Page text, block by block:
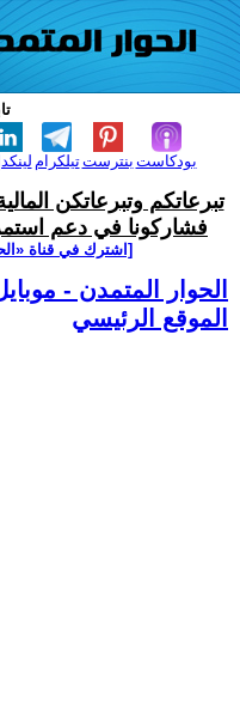
تيلكرامبنترست بودكاست
تبرعاتكم وتبرعاتكن
فشاركونا في دعم
[اشترك في قناة
الحوار المتمدن -
الموقع الرئيسي